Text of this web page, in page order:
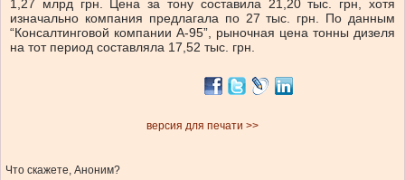
1,27 млрд грн. Цена за тону составила 21,20 тыс. грн, хотя
изначально компания предлагала по 27 тыс. грн. По данным
“Консалтинговой компании А-95”, рыночная цена тонны дизеля
на тот период составляла 17,52 тыс. грн.
версия для печати >>
Что скажете, Аноним?